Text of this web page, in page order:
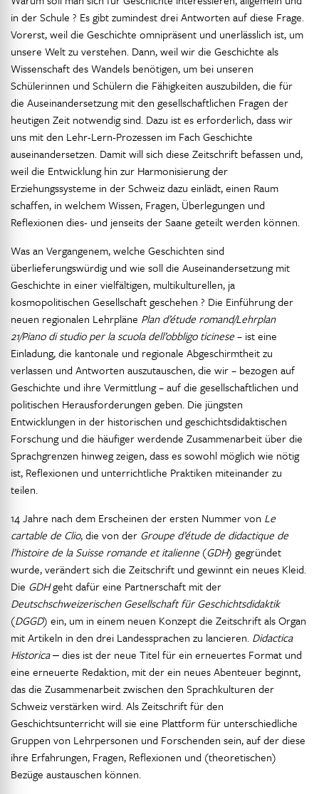
in der Schule ? Es gibt zumindest drei Antworten auf diese Frage.
Vorerst, weil die Geschichte omnipräsent und unerlässlich ist, um
unsere Welt zu verstehen. Dann, weil wir die Geschichte als
Wissenschaft des Wandels benötigen, um bei unseren
Schülerinnen und Schülern die Fähigkeiten auszubilden, die für
die Auseinandersetzung mit den gesellschaftlichen Fragen der
heutigen Zeit notwendig sind. Dazu ist es erforderlich, dass wir
uns mit den Lehr-Lern-Prozessen im Fach Geschichte
auseinandersetzen. Damit will sich diese Zeitschrift befassen und,
weil die Entwicklung hin zur Harmonisierung der
Erziehungssysteme in der Schweiz dazu einlädt, einen Raum
schaffen, in welchem Wissen, Fragen, Überlegungen und
Reflexionen dies- und jenseits der Saane geteilt werden können.
Was an Vergangenem, welche Geschichten sind
überlieferungswürdig und wie soll die Auseinandersetzung mit
Geschichte in einer vielfältigen, multikulturellen, ja
kosmopolitischen Gesellschaft geschehen ? Die Einführung der
neuen regionalen Lehrpläne Plan d’étude romand/Lehrplan
21/Piano di studio per la scuola dell’obbligo ticinese– ist eine
Einladung, die kantonale und regionale Abgeschirmtheit zu
verlassen und Antworten auszutauschen, die wir – bezogen auf
Geschichte und ihre Vermittlung – auf die gesellschaftlichen und
politischen Herausforderungen geben. Die jüngsten
Entwicklungen in der historischen und geschichtsdidaktischen
Forschung und die häufiger werdende Zusammenarbeit über die
Sprachgrenzen hinweg zeigen, dass es sowohl möglich wie nötig
ist, Reflexionen und unterrichtliche Praktiken miteinander zu
teilen.
14 Jahre nach dem Erscheinen der ersten Nummer von Le
cartable de Clio, die von der Groupe d’étude de didactique de
l’histoire de la Suisse romande et italienne (GDH) gegründet
wurde, verändert sich die Zeitschrift und gewinnt ein neues Kleid.
Die GDHgeht dafür eine Partnerschaft mit der
Deutschschweizerischen Gesellschaft für Geschichtsdidaktik
(DGGD) ein, um in einem neuen Konzept die Zeitschrift als Organ
mit Artikeln in den drei Landessprachen zu lancieren. Didactica
Historica ‒dies ist der neue Titel für ein erneuertes Format und
eine erneuerte Redaktion, mit der ein neues Abenteuer beginnt,
das die Zusammenarbeit zwischen den Sprachkulturen der
Schweiz verstärken wird. Als Zeitschrift für den
Geschichtsunterricht will sie eine Plattform für unterschiedliche
Gruppen von Lehrpersonen und Forschenden sein, auf der diese
ihre Erfahrungen, Fragen, Reflexionen und (theoretischen)
Bezüge austauschen können.